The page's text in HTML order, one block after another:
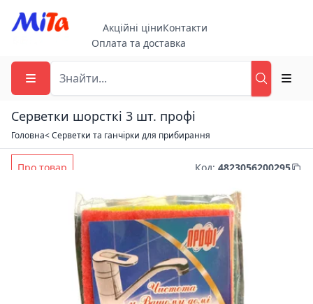
Акційні ціниКонтакти
Оплата та доставка
Серветки шорсткі 3 шт. профі
Головна< Серветки та ганчірки для прибирання
Про товар Код: 4823056200295